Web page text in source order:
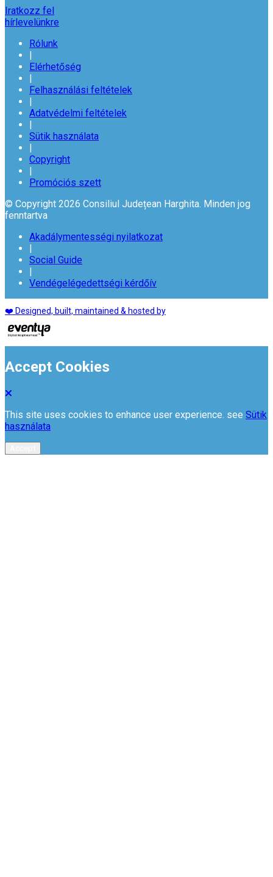
Iratkozz fel
hírlevelünkre
Rólunk
Elérhetőség
Felhasználási feltételek
Adatvédelmi feltételek
Sütik használata
Copyright
Promóciós szett
© Copyright 2026 Consiliul Județean Harghita. Minden jog
fenntartva
Akadálymentességi nyilatkozat
Social Guide
Vendégelégedettségi kérdőív
❤️ Designed, built, maintained & hosted by
Accept Cookies
This site uses cookies to enhance user experience. see Sütik
használata